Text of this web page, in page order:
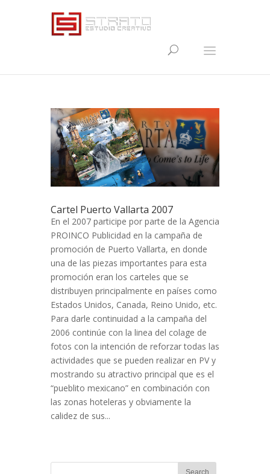
Cartel Puerto Vallarta 2007
En el 2007 participe por parte de la Agencia
PROINCO Publicidad en la campaña de
promoción de Puerto Vallarta, en donde
una de las piezas importantes para esta
promoción eran los carteles que se
distribuyen principalmente en países como
Estados Unidos, Canada, Reino Unido, etc.
Para darle continuidad a la campaña del
2006 continúe con la linea del colage de
fotos con la intención de reforzar todas las
actividades que se pueden realizar en PV y
mostrando su atractivo principal que es el
“pueblito mexicano” en combinación con
las zonas hoteleras y obviamente la
calidez de sus...